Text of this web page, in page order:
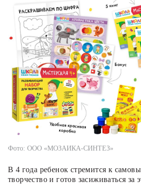
Фото: ООО «МОЗАИКА-СИНТЕЗ»
В 4 года ребенок стремится к
творчество и готов засиживаться за